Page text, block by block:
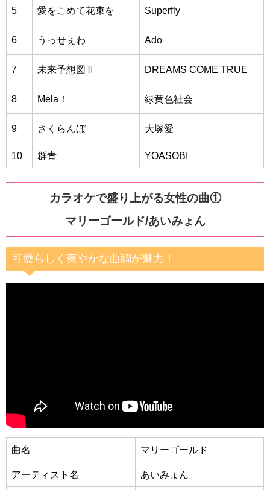
5 愛をこめて花束を Superfly
6 うっせぇわ Ado
7 未来予想図Ⅱ DREAMS COME TRUE
8 Mela！ 緑黄色社会
9 さくらんぼ 大塚愛
10 群青 YOASOBI
カラオケで盛り上がる女性の曲①
マリーゴールド/あいみょん
可愛らしく爽やかな曲調が魅力！
曲名 マリーゴールド
アーティスト名 あいみょん